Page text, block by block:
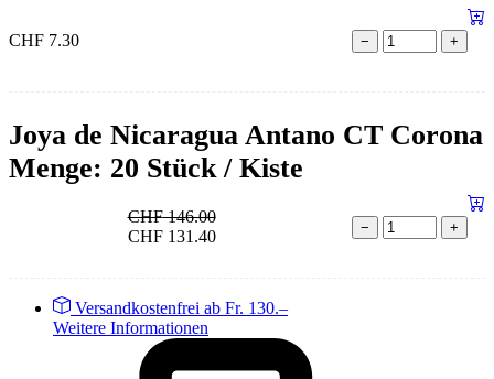
CHF 7.30 − +
Joya de Nicaragua Antano CT Corona
Menge: 20 Stück / Kiste
CHF146.00
CHF131.40 − +
Versandkostenfrei ab Fr. 130.–
Weitere Informationen